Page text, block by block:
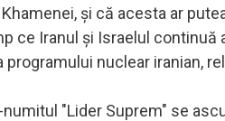
şi că acesta ar
ce Iranul şi Israelul
nuclear iranian,
"Lider Suprem" se